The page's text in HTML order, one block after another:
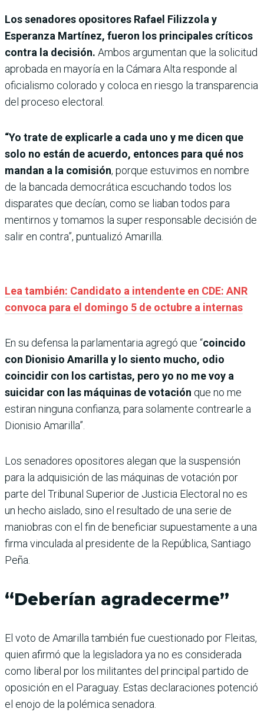
Los senadores opositores Rafael Filizzola y
Esperanza Martínez, fueron los principales críticos
contra la decisión. Ambos argumentan que la solicitud
aprobada en mayoría en la Cámara Alta responde al
oficialismo colorado y coloca en riesgo la transparencia
del proceso electoral.
“Yo trate de explicarle a cada uno y me dicen que
solo no están de acuerdo, entonces para qué nos
mandan a la comisión, porque estuvimos en nombre
de la bancada democrática escuchando todos los
disparates que decían, como se liaban todos para
mentirnos y tomamos la super responsable decisión de
salir en contra”, puntualizó Amarilla.
Lea también: Candidato a intendente en CDE: ANR
convoca para el domingo 5 de octubre a internas
En su defensa la parlamentaria agregó que “coincido
con Dionisio Amarilla y lo siento mucho, odio
coincidir con los cartistas, pero yo no me voy a
suicidar con las máquinas de votación que no me
estiran ninguna confianza, para solamente contrearle a
Dionisio Amarilla”.
Los senadores opositores alegan que la suspensión
para la adquisición de las máquinas de votación por
parte del Tribunal Superior de Justicia Electoral no es
un hecho aislado, sino el resultado de una serie de
maniobras con el fin de beneficiar supuestamente a una
firma vinculada al presidente de la República, Santiago
Peña.
“Deberían agradecerme”
El voto de Amarilla también fue cuestionado por Fleitas,
quien afirmó que la legisladora ya no es considerada
como liberal por los militantes del principal partido de
oposición en el Paraguay. Estas declaraciones potenció
el enojo de la polémica senadora.